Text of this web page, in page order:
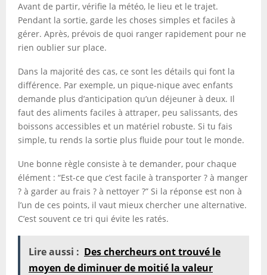
Avant de partir, vérifie la météo, le lieu et le trajet.
Pendant la sortie, garde les choses simples et faciles à
gérer. Après, prévois de quoi ranger rapidement pour ne
rien oublier sur place.
Dans la majorité des cas, ce sont les détails qui font la
différence. Par exemple, un pique-nique avec enfants
demande plus d’anticipation qu’un déjeuner à deux. Il
faut des aliments faciles à attraper, peu salissants, des
boissons accessibles et un matériel robuste. Si tu fais
simple, tu rends la sortie plus fluide pour tout le monde.
Une bonne règle consiste à te demander, pour chaque
élément : “Est-ce que c’est facile à transporter ? à manger
? à garder au frais ? à nettoyer ?” Si la réponse est non à
l’un de ces points, il vaut mieux chercher une alternative.
C’est souvent ce tri qui évite les ratés.
Lire aussi : Des chercheurs ont trouvé le
moyen de diminuer de moitié la valeur